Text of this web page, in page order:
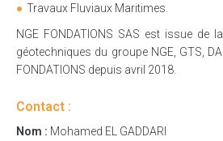
Travaux Fluviaux Maritimes.
NGE FONDATIONS SAS est issue de
géotechniques du groupe NGE, GTS,
FONDATIONS depuis avril 2018.
Contact :
Nom : Mohamed EL GADDARI